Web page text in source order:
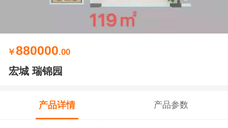
￥880000.00
宏城 瑞锦园
产品详情 产品参数